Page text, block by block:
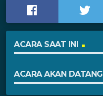
ACARA SAAT INI
ACARA AKAN DATANG